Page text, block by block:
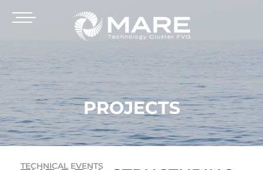
PROJECTS
TECHNICAL EVENTS